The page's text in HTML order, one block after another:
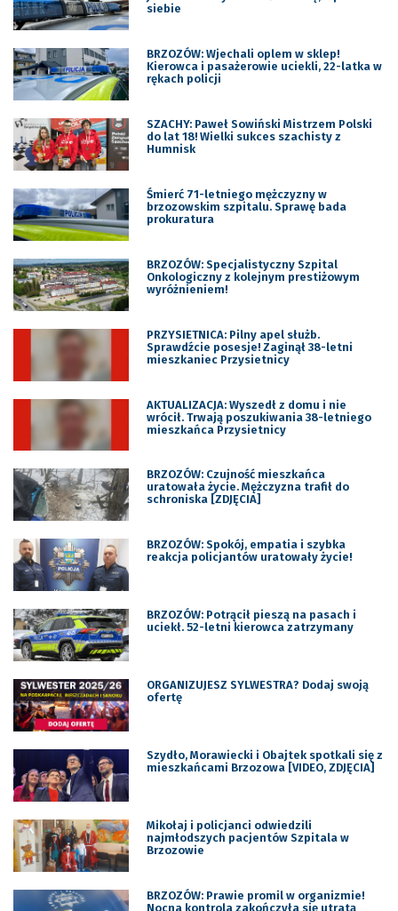
siebie
BRZOZÓW: Wjechali oplem w sklep!
Kierowca i pasażerowie uciekli, 22-latka w
rękach policji
SZACHY: Paweł Sowiński Mistrzem Polski
do lat 18! Wielki sukces szachisty z
Humnisk
Śmierć 71-letniego mężczyzny w
brzozowskim szpitalu. Sprawę bada
prokuratura
BRZOZÓW: Specjalistyczny Szpital
Onkologiczny z kolejnym prestiżowym
wyróżnieniem!
PRZYSIETNICA: Pilny apel służb.
Sprawdźcie posesje! Zaginął 38-letni
mieszkaniec Przysietnicy
AKTUALIZACJA: Wyszedł z domu i nie
wrócił. Trwają poszukiwania 38-letniego
mieszkańca Przysietnicy
BRZOZÓW: Czujność mieszkańca
uratowała życie. Mężczyzna trafił do
schroniska [ZDJĘCIA]
BRZOZÓW: Spokój, empatia i szybka
reakcja policjantów uratowały życie!
BRZOZÓW: Potrącił pieszą na pasach i
uciekł. 52-letni kierowca zatrzymany
ORGANIZUJESZ SYLWESTRA? Dodaj swoją
ofertę
Szydło, Morawiecki i Obajtek spotkali się z
mieszkańcami Brzozowa [VIDEO, ZDJĘCIA]
Mikołaj i policjanci odwiedzili
najmłodszych pacjentów Szpitala w
Brzozowie
BRZOZÓW: Prawie promil w organizmie!
Nocna kontrola zakończyła się utratą